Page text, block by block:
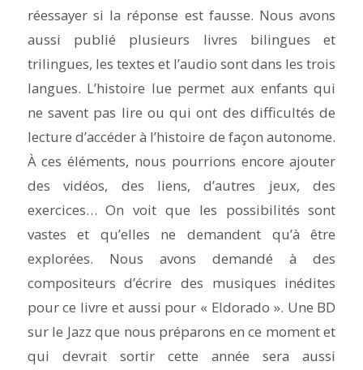
réessayer si la réponse est fausse. Nous avons
aussi publié plusieurs livres bilingues et
trilingues, les textes et l’audio sont dans les trois
langues. L’histoire lue permet aux enfants qui
ne savent pas lire ou qui ont des difficultés de
lecture d’accéder à l’histoire de façon autonome.
À ces éléments, nous pourrions encore ajouter
des vidéos, des liens, d’autres jeux, des
exercices… On voit que les possibilités sont
vastes et qu’elles ne demandent qu’à être
explorées. Nous avons demandé à des
compositeurs d’écrire des musiques inédites
pour ce livre et aussi pour « Eldorado ». Une BD
sur le Jazz que nous préparons en ce moment et
qui devrait sortir cette année sera aussi